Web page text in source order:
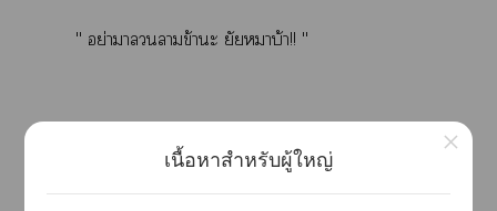
" อย่าาาข้าะ ยัยาบ้า!! "
เนื้อหาสำหรับผู้ใหญ่
×